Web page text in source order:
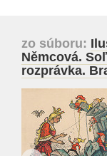
zo súboru:
Němcová.
rozprávka.